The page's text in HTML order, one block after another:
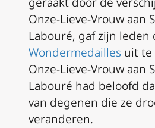
Onze-Lieve-Vrouw aan
Labouré, gaf zijn leden
Wondermedailles uit te
Onze-Lieve-Vrouw aan
Labouré had beloofd
van degenen die ze
veranderen.